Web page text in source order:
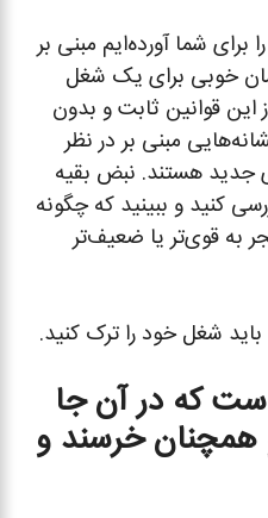
مطلب 9 دلیلی را برای شما آورده‌ایم مبنی بر
خوبی برای یک شغل
قوانین ثابت و بدون
مبنی بر در نظر
هستند. نبض بقیه
کنید و ببینید که چگونه
به قوی‌تر یا ضعیف‌تر
5 سال است که در آن جا
خرسند و